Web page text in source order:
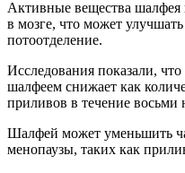
Активные вещества шалфея
в мозге, что может
потоотделение.
Исследования показали,
шалфеем снижает как
приливов в течение восьми
Шалфей может уменьшить
менопаузы, таких как